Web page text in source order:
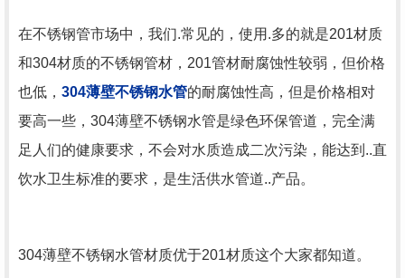
在不锈钢管市场中，我们.常见的，使用.多的就是201材质
和304材质的不锈钢管材，201管材耐腐蚀性较弱，但价格
也低， 304薄壁不锈钢水管的耐腐蚀性高，但是价格相对
要高一些，304薄壁不锈钢水管是绿色环保管道，完全满
足人们的健康要求，不会对水质造成二次污染，能达到..直
饮水卫生标准的要求，是生活供水管道..产品。
304薄壁不锈钢水管材质优于201材质这个大家都知道。